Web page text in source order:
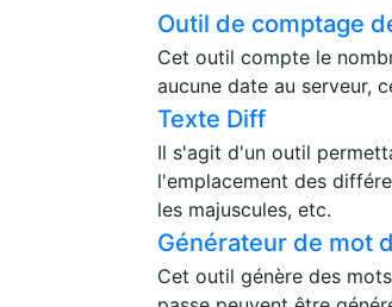
Outil de comptage
Cet outil compte le
aucune date au serveur,
Texte Diff
Il s'agit d'un outil
l'emplacement des
les majuscules, etc.
Générateur de mot
Cet outil génère des